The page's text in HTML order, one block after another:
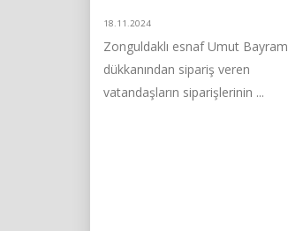
18.11.2024
Zonguldaklı esnaf Umut Bayram
dükkanından sipariş veren
vatandaşların siparişlerinin ...